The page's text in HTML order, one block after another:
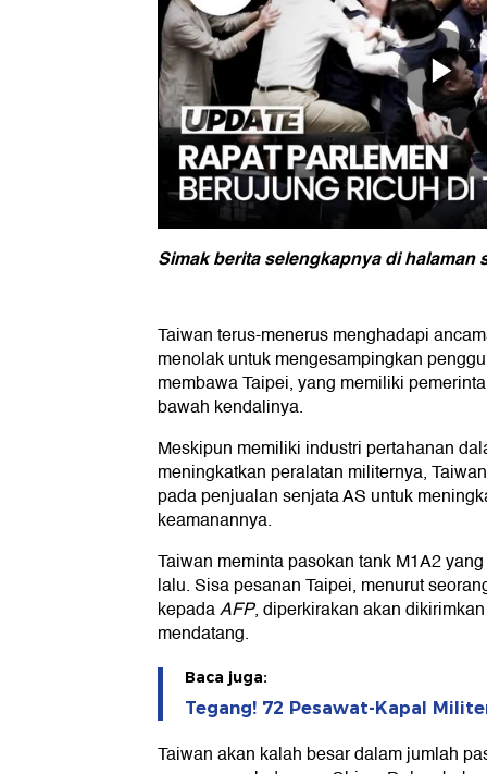
Simak berita selengkapnya di halaman
Taiwan terus-menerus menghadapi
menolak untuk mengesampingkan
membawa Taipei, yang memiliki
bawah kendalinya.
Meskipun memiliki industri pertahanan
meningkatkan peralatan militernya,
pada penjualan senjata AS untuk
keamanannya.
Taiwan meminta pasokan tank M1A2
lalu. Sisa pesanan Taipei, menurut
kepadaAFP, diperkirakan akan
mendatang.
Baca juga:
Tegang! 72 Pesawat-Kapal
Taiwan akan kalah besar dalam jumlah